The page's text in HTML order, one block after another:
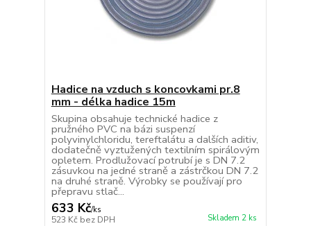
Hadice na vzduch s koncovkami pr.8
mm - délka hadice 15m
Skupina obsahuje technické hadice z
pružného PVC na bázi suspenzí
polyvinylchloridu, tereftalátu a dalších aditiv,
dodatečně vyztužených textilním spirálovým
opletem. Prodlužovací potrubí je s DN 7.2
zásuvkou na jedné straně a zástrčkou DN 7.2
na druhé straně. Výrobky se používají pro
přepravu stlač...
633 Kč/ks
523 Kč bez DPH Skladem 2 ks